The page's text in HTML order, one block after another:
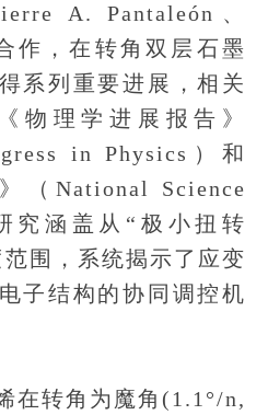
A. Pantaleón、
作，在转角双层石墨
系列重要进展，相关
物理学进展报告》
in Physics）和
（National Science
究涵盖从“极小扭转
围，系统揭示了应变
子结构的协同调控机
转角为魔角(1.1°/n,